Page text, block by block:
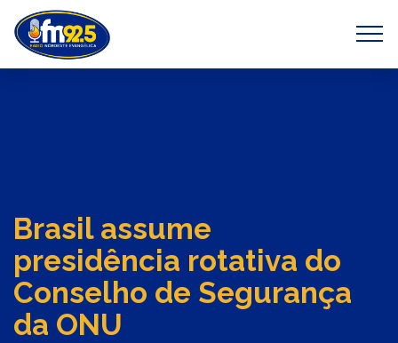
Previous Next
Brasil assume
presidência rotativa do
Conselho de Segurança
da ONU